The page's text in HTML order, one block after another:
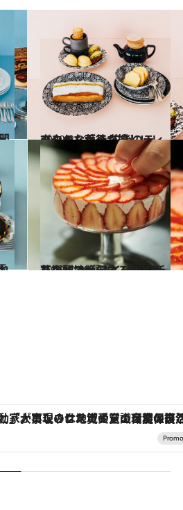
2020.8.22
爽やかな香りが嬉しいレモンのお菓子 午後のティータイムが待ち遠しい
グルメ
2020.7.20
芸術的で絶句するほど美しいパフェ スイーツの新たな聖地が誕生！
グルメ
「大事なのは地域の意識を変えること」。ロレックス賞受賞の自然保護活動家が実現させたナイジェリアの自然環境の復活 【夏限定ディナーコース】旬を